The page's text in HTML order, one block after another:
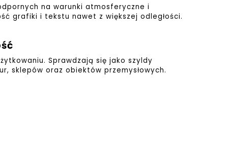
na warunki atmosferyczne i
grafiki i tekstu nawet z większej odległości.
Sprawdzają się jako szyldy
sklepów oraz obiektów przemysłowych.